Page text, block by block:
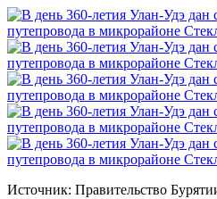
Источник: Правительство